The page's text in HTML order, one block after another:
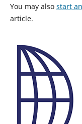
You may also start
article.